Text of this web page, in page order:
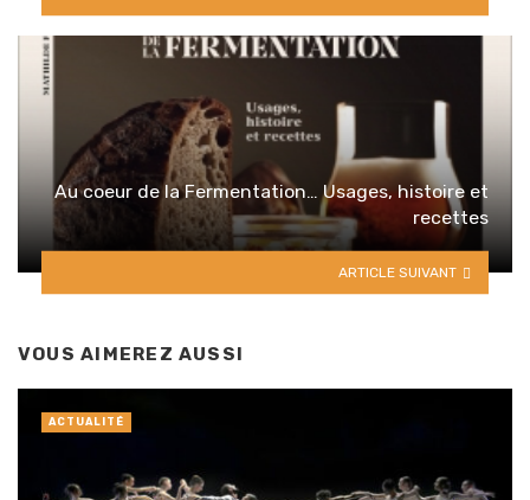
Au coeur de la Fermentation… Usages, histoire et
recettes
ARTICLE SUIVANT
VOUS AIMEREZ AUSSI
ACTUALITÉ